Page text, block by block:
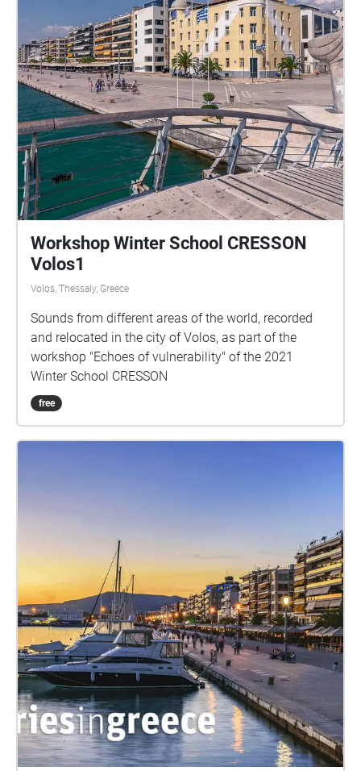
Workshop Winter School CRESSON
Volos1
Volos, Thessaly, Greece
Sounds from different areas of the world, recorded
and relocated in the city of Volos, as part of the
workshop "Echoes of vulnerability" of the 2021
Winter School CRESSON
free